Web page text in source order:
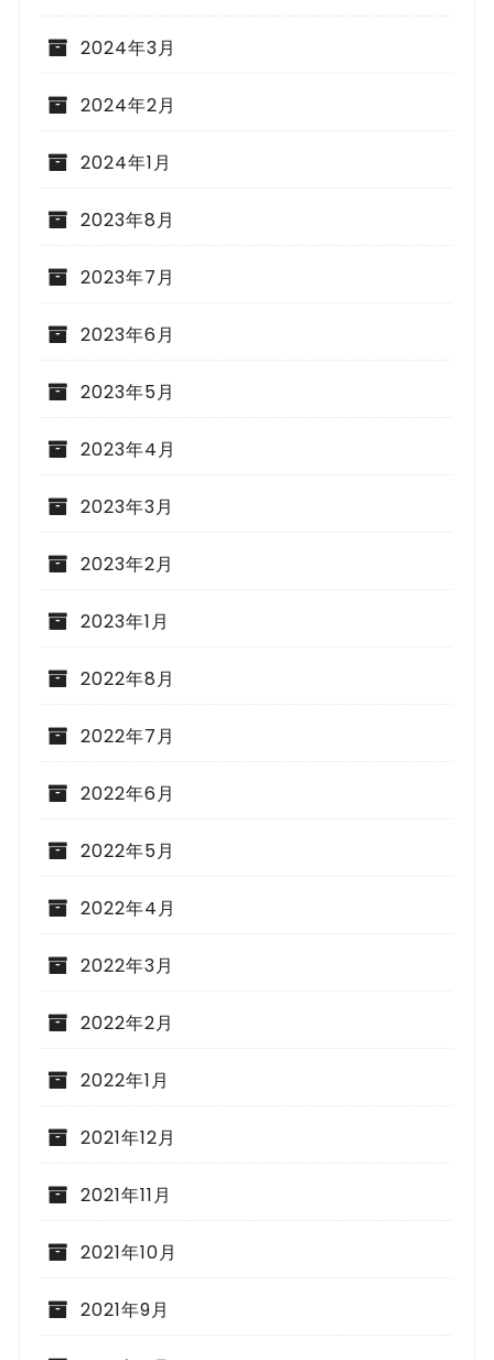
2024年3月
2024年2月
2024年1月
2023年8月
2023年7月
2023年6月
2023年5月
2023年4月
2023年3月
2023年2月
2023年1月
2022年8月
2022年7月
2022年6月
2022年5月
2022年4月
2022年3月
2022年2月
2022年1月
2021年12月
2021年11月
2021年10月
2021年9月